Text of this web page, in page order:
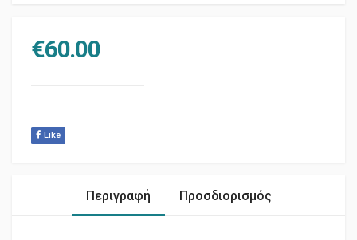
€60.00
Like
Περιγραφή Προσδιορισμός